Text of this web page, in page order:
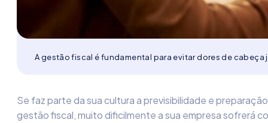
A gestão fiscal é fundamental para evitar dores de cabeça
Se faz parte da sua cultura a previsibilidade e
gestão fiscal, muito dificilmente a sua empresa sofrerá